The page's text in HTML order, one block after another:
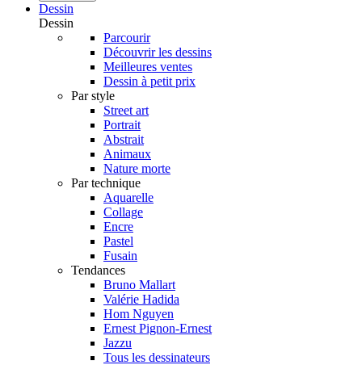
Dessin
Dessin
Parcourir
Découvrir les dessins
Meilleures ventes
Dessin à petit prix
Par style
Street art
Portrait
Abstrait
Animaux
Nature morte
Par technique
Aquarelle
Collage
Encre
Pastel
Fusain
Tendances
Bruno Mallart
Valérie Hadida
Hom Nguyen
Ernest Pignon-Ernest
Jazzu
Tous les dessinateurs